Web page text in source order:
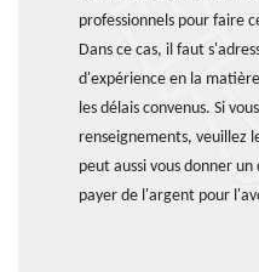
professionnels pour faire
Dans ce cas, il faut
d'expérience en la
les délais convenus. Si
renseignements, veuillez
peut aussi vous donner un
payer de l'argent pour